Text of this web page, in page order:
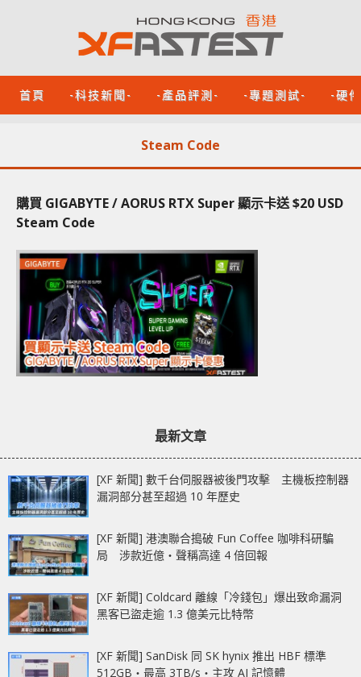
首頁 -科技新聞- -產品評測- -專題測試- -硬
Steam Code
購買 GIGABYTE / AORUS RTX Super 顯示卡送 $20 USD
Steam Code
最新文章
[XF 新聞] 數千台伺服器被後門攻擊 主機板控制器
漏洞部分甚至超過 10 年歷史
[XF 新聞] 港澳聯合搗破 Fun Coffee 咖啡科研騙
局 涉款近億‧聲稱高達 4 倍回報
[XF 新聞] Coldcard 離線「冷錢包」爆出致命漏洞
黑客已盜走逾 1.3 億美元比特幣
[XF 新聞] SanDisk 同 SK hynix 推出 HBF 標準
512GB‧最高 3TB/s‧主攻 AI 記憶體